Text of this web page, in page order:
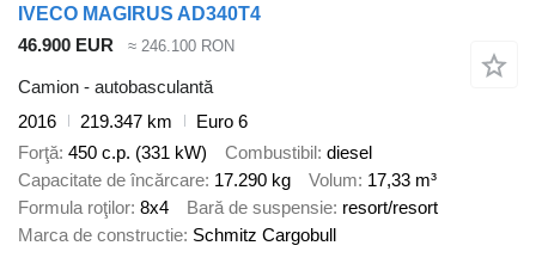
IVECO MAGIRUS AD340T4
46.900 EUR
≈ 246.100 RON
Camion - autobasculantă
2016
219.347 km
Euro 6
Forţă 450 c.p. (331 kW) Combustibil diesel
Capacitate de încărcare 17.290 kg Volum 17,33 m³
Formula roţilor 8x4 Bară de suspensie resort/resort
Marca de constructie Schmitz Cargobull